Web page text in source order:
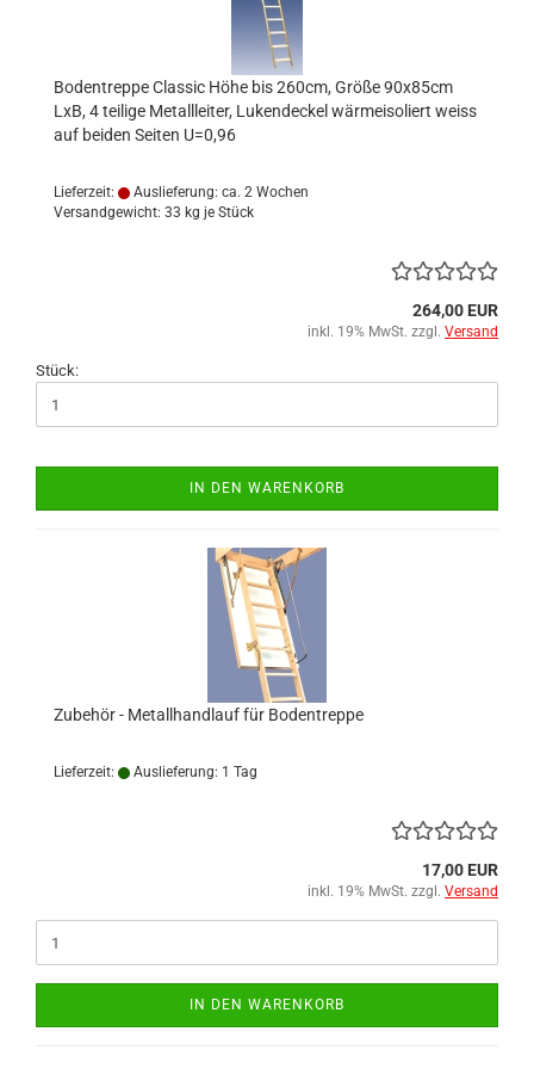
Bodentreppe Classic Höhe bis 260cm, Größe 90x85cm
LxB, 4 teilige Metallleiter, Lukendeckel wärmeisoliert weiss
auf beiden Seiten U=0,96
Lieferzeit:
Auslieferung: ca. 2 Wochen
Versandgewicht: 33 kg je Stück
264,00 EUR
inkl. 19% MwSt. zzgl. Versand
Stück:
IN DEN WARENKORB
Zubehör - Metallhandlauf für Bodentreppe
Lieferzeit: Auslieferung: 1 Tag
17,00 EUR
inkl. 19% MwSt. zzgl. Versand
IN DEN WARENKORB